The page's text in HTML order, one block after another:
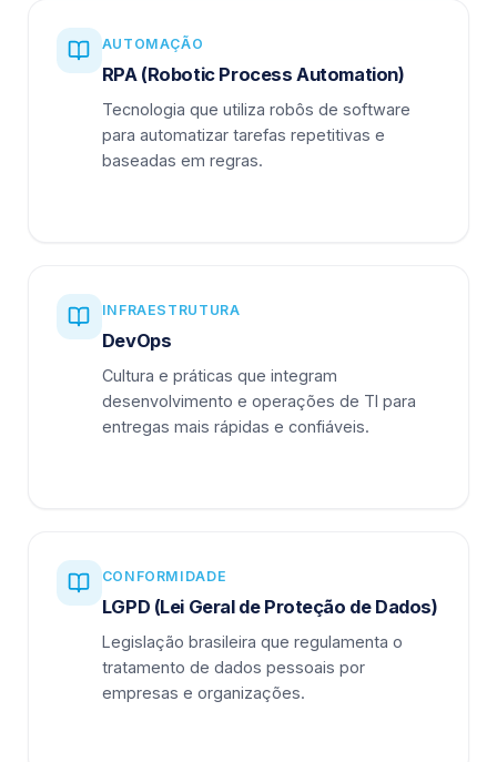
AUTOMAÇÃO
RPA (Robotic Process Automation)
Tecnologia que utiliza robôs de software
para automatizar tarefas repetitivas e
baseadas em regras.
INFRAESTRUTURA
DevOps
Cultura e práticas que integram
desenvolvimento e operações de TI para
entregas mais rápidas e confiáveis.
CONFORMIDADE
LGPD (Lei Geral de Proteção de Dados)
Legislação brasileira que regulamenta o
tratamento de dados pessoais por
empresas e organizações.